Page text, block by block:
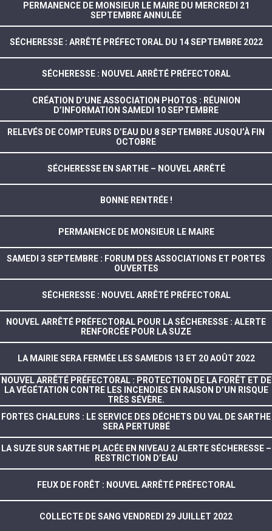
PERMANENCE DE MONSIEUR LE MAIRE DU MERCREDI 21
SEPTEMBRE ANNULÉE
SÉCHERESSE : ARRÊTÉ PRÉFECTORAL DU 14 SEPTEMBRE 2022
SÉCHERESSE : NOUVEL ARRÊTÉ PRÉFECTORAL
CRÉATION D’UNE ASSOCIATION PHOTOS : RÉUNION
D’INFORMATION SAMEDI 10 SEPTEMBRE
RELEVÉS DE COMPTEURS D’EAU DU 8 SEPTEMBRE JUSQU’À FIN
OCTOBRE
SÉCHERESSE EN SARTHE – NOUVEL ARRÊTÉ
BONNE RENTRÉE !
PERMANENCE DE MONSIEUR LE MAIRE
SAMEDI 3 SEPTEMBRE : FORUM DES ASSOCIATIONS ET PORTES
OUVERTES
SÉCHERESSE : NOUVEL ARRÊTÉ PRÉFECTORAL
NOUVEL ARRÊTÉ PRÉFECTORAL POUR LA SÉCHERESSE : ALERTE
RENFORCÉE POUR LA SUZE
LA MAIRIE SERA FERMÉE LES SAMEDIS 13 ET 20 AOÛT 2022
NOUVEL ARRÊTÉ PRÉFECTORAL : PROTECTION DE LA FORÊT ET DE
LA VÉGÉTATION CONTRE LES INCENDIES EN RAISON D’UN RISQUE
TRÈS SÉVÈRE.
FORTES CHALEURS : LE SERVICE DES DÉCHETS DU VAL DE SARTHE
SERA PERTURBÉ
LA SUZE SUR SARTHE PLACÉE EN NIVEAU 2 ALERTE SÉCHERESSE –
RESTRICTION D’EAU
FEUX DE FORÊT : NOUVEL ARRÊTÉ PRÉFECTORAL
COLLECTE DE SANG VENDREDI 29 JUILLET 2022